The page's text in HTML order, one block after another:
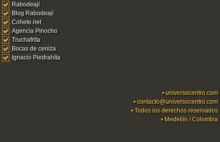
Rabodeají
Blog Rabodeají
Cohete.net
Agencia Pinocho
Truchafrita
Bocas de ceniza
Ignacio Piedrahíta
•universocentro.com
•contacto@universocentro.com
• Todos los derechos reservados
• Medellín / Colombia